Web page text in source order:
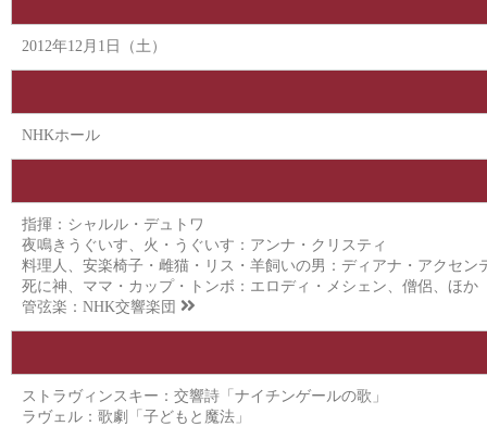
2012年12月1日（土）
NHKホール
指揮：シャルル・デュトワ
夜鳴きうぐいす、火・うぐいす：アンナ・クリスティ
料理人、安楽椅子・雌猫・リス・羊飼いの男：ディアナ・アクセン
死に神、ママ・カップ・トンボ：エロディ・メシェン、僧侶、ほか
管弦楽： NHK交響楽団
ストラヴィンスキー：交響詩「ナイチンゲールの歌」
ラヴェル：歌劇「子どもと魔法」